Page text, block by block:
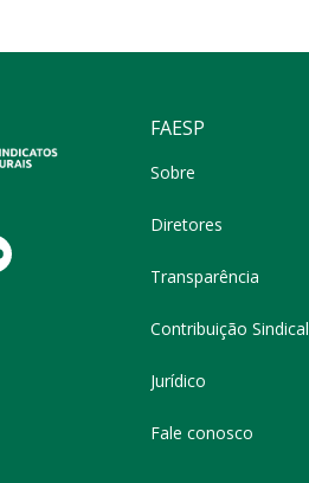
FAESP
Sobre
Diretores
Transparência
Contribuição Sindical
Jurídico
Fale conosco